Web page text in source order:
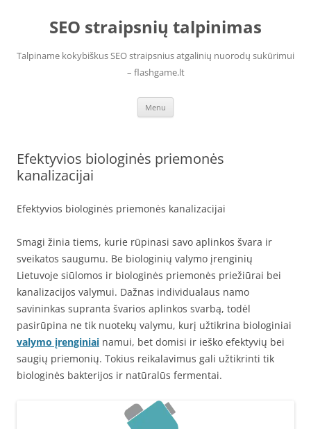
contentSEO straipsnių talpinimas
Talpiname kokybiškus SEO straipsnius atgalinių nuorodų sukūrimui
– flashgame.lt
Menu
Efektyvios biologinės priemonės
kanalizacijai
Efektyvios biologinės priemonės kanalizacijai
Smagi žinia tiems, kurie rūpinasi savo aplinkos švara ir
sveikatos saugumu. Be biologinių valymo įrenginių
Lietuvoje siūlomos ir biologinės priemonės priežiūrai bei
kanalizacijos valymui. Dažnas individualaus namo
savininkas supranta švarios aplinkos svarbą, todėl
pasirūpina ne tik nuotekų valymu, kurį užtikrina biologiniai
valymo įrenginiai namui, bet domisi ir ieško efektyvių bei
saugių priemonių. Tokius reikalavimus gali užtikrinti tik
biologinės bakterijos ir natūralūs fermentai.